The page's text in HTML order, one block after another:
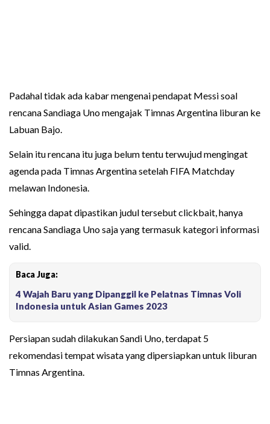
Padahal tidak ada kabar mengenai pendapat Messi soal
rencana Sandiaga Uno mengajak Timnas Argentina liburan ke
Labuan Bajo.
Selain itu rencana itu juga belum tentu terwujud mengingat
agenda pada Timnas Argentina setelah FIFA Matchday
melawan Indonesia.
Sehingga dapat dipastikan judul tersebut clickbait, hanya
rencana Sandiaga Uno saja yang termasuk kategori informasi
valid.
Baca Juga:
4 Wajah Baru yang Dipanggil ke Pelatnas Timnas Voli
Indonesia untuk Asian Games 2023
Persiapan sudah dilakukan Sandi Uno, terdapat 5
rekomendasi tempat wisata yang dipersiapkan untuk liburan
Timnas Argentina.